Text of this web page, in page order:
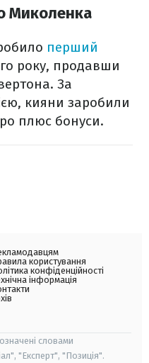
Миколенка
перший
року, продавши
За
кияни заробили
плюс бонуси.
користування
конфіденційності
інформація
словами
"Експерт", "Позиція".